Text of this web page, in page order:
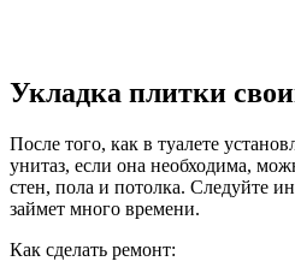
Укладка плитки
После того, как в туалете
унитаз, если она необходима,
стен, пола и потолка. Следуйте
займет много времени.
Как сделать ремонт: